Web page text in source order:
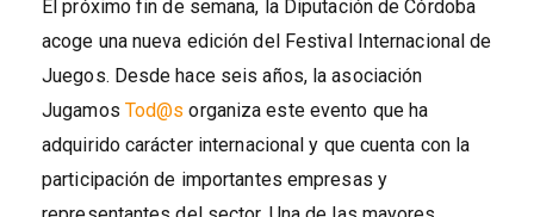
El próximo fin de semana, la Diputación de Córdoba
acoge una nueva edición del Festival Internacional de
Juegos. Desde hace seis años, la asociación
Jugamos Tod@s organiza este evento que ha
adquirido carácter internacional y que cuenta con la
participación de importantes empresas y